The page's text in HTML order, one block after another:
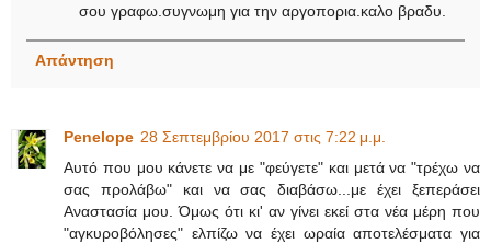
σου γραφω.συγνωμη για την αργοπορια.καλο βραδυ.
Απάντηση
Penelope 28 Σεπτεμβρίου 2017 στις 7:22 μ.μ.
Αυτό που μου κάνετε να με "φεύγετε" και μετά να "τρέχω να
σας προλάβω" και να σας διαβάσω...με έχει ξεπεράσει
Αναστασία μου. Όμως ότι κι' αν γίνει εκεί στα νέα μέρη που
"αγκυροβόλησες" ελπίζω να έχει ωραία αποτελέσματα για